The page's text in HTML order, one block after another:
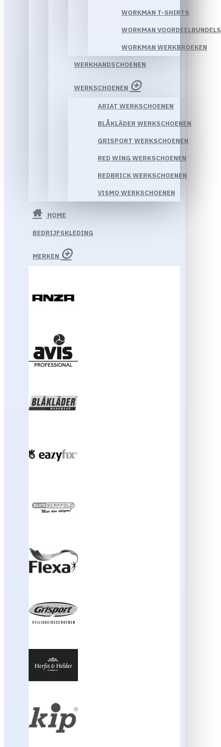
WORKMAN T-SHIRTS
WORKMAN VOORDEELBUNDELS
WORKMAN WERKBROEKEN
WERKHANDSCHOENEN
WERKSCHOENEN
ARIAT WERKSCHOENEN
BLÅKLÄDER WERKSCHOENEN
GRISPORT WERKSCHOENEN
RED WING WERKSCHOENEN
REDBRICK WERKSCHOENEN
VISMO WERKSCHOENEN
HOME
BEDRIJFSKLEDING
MERKEN